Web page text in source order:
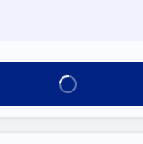
See all